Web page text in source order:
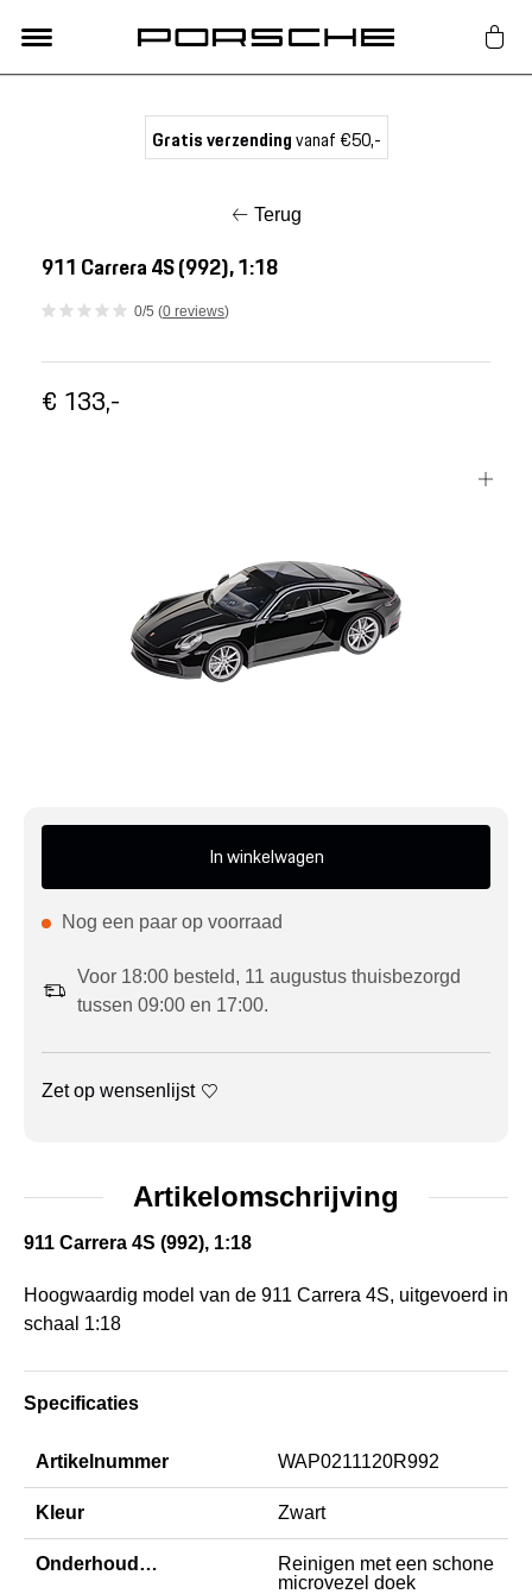
Nieuw
Acties
Klantenservice
Meer Porsche
Gratis verzendingvanaf €50,-
Terug
911 Carrera 4S (992), 1:18
0/5 (0 reviews)
€ 133,-
In winkelwagen
Nog een paar op voorraad
Voor 18:00 besteld, 11 augustus thuisbezorgd
tussen 09:00 en 17:00.
Zet op wensenlijst
Artikelomschrijving
911 Carrera 4S (992), 1:18
Hoogwaardig model van de 911 Carrera 4S, uitgevoerd in
schaal 1:18
Specificaties
Artikelnummer WAP0211120R992
Kleur Zwart
Onderhoudsinstructie
Reinigen met een schone
microvezel doek